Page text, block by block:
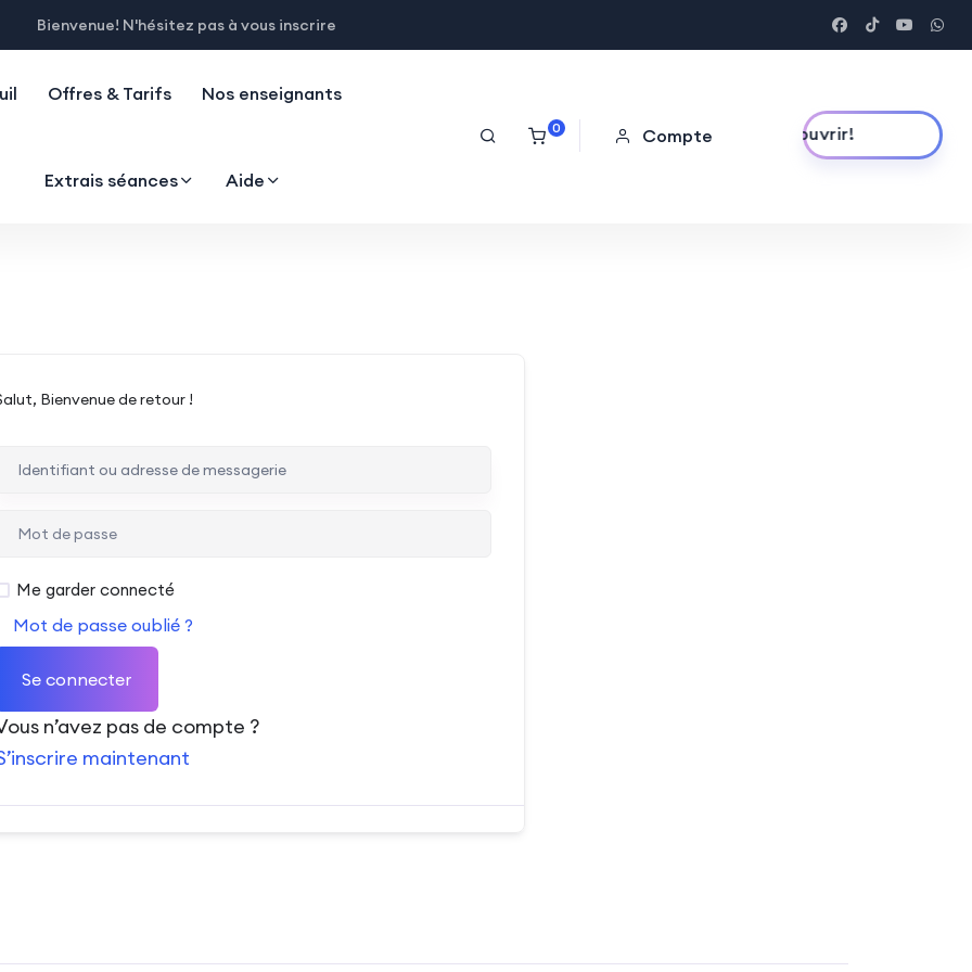
Bienvenue! N'hésitez pas à vous inscrire
Offres & Tarifs Nos enseignants
Extrais séances Aide
0 Compte Découvrir!
Bienvenue de retour !
Me garder connecté
Mot de passe oublié ?
Se connecter
n’avez pas de compte ?
maintenant